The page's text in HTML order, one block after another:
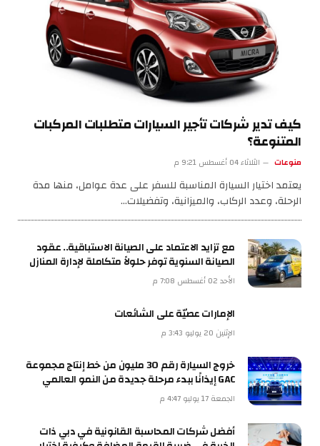
كيف تدير شركات تأجير السيارات متطلبات المركبات
المتنوعة؟
منوعات الثلاثاء 04 أغسطس 9:21 م
يعتمد اختيار السيارة المناسبة للسفر على عدة عوامل، منها مدة
الرحلة، وعدد الركاب، والميزانية، وتفضيلات…
مع تزايد الاعتماد على الصيانة الاستباقية.. عقود
الصيانة السنوية توفر حلولاً متكاملة لإدارة المنازل
الأحد 02 أغسطس 7:08 م
الإمارات عصيّة على الشائعات
الإثنين 20 يوليو 3:43 م
خروج السيارة رقم 30 مليون من خط إنتاج مجموعة
GAC إيذانًا ببدء مرحلة جديدة من النمو العالمي
الجمعة 17 يوليو 4:47 م
أفضل شركات المحاسبة القانونية في دبي ذات